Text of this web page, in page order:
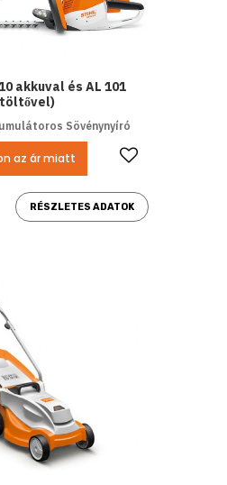
akkuval és AL 101
töltővel)
Sövénynyíró
az ár miatt
RÉSZLETES ADATOK